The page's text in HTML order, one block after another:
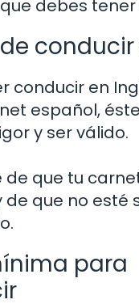
debes
conducir en
español,
y ser válido.
de que tu
de que no esté
para